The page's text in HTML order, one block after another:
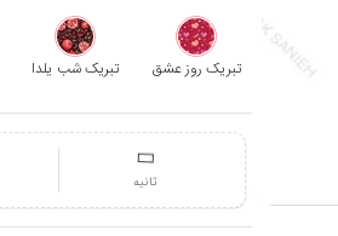
ثانیه
تبریک روز عشق تبریک شب یلدا